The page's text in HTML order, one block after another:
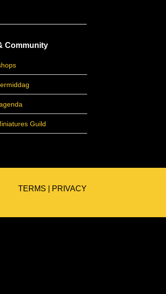
Community
Guild
TERMS PRIVACY